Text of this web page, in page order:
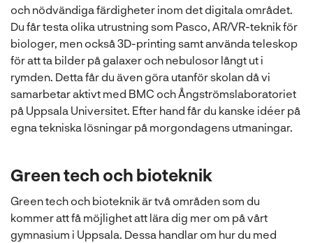
och nödvändiga färdigheter inom det digitala området.
Du får testa olika utrustning som Pasco, AR/VR-teknik för
biologer, men också 3D-printing samt använda teleskop
för att ta bilder på galaxer och nebulosor långt ut i
rymden. Detta får du även göra utanför skolan då vi
samarbetar aktivt med BMC och Ångströmslaboratoriet
på Uppsala Universitet. Efter hand får du kanske idéer på
egna tekniska lösningar på morgondagens utmaningar.
Green tech och bioteknik
Green tech och bioteknik är två områden som du
kommer att få möjlighet att lära dig mer om på vårt
gymnasium i Uppsala. Dessa handlar om hur du med